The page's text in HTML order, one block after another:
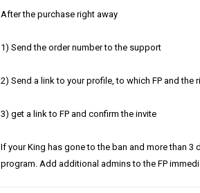
After the purchase right away
1) Send the order number to the support
2) Send a link to your profile, to which FP and the
3) get a link to FP and confirm the invite
If your King has gone to the ban and more than
program. Add additional admins to the FP